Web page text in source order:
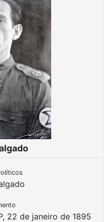
22 de janeiro de 1895